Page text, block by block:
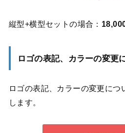
縦型+横型セットの場合：
ロゴの表記、カラーの変更
ロゴの表記、カラーの変更につ
します。